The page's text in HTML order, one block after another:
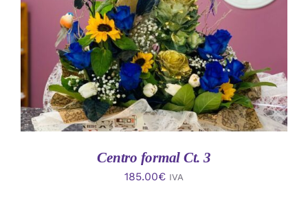
DETALLES
Centro formal Ct. 3
185.00€ IVA